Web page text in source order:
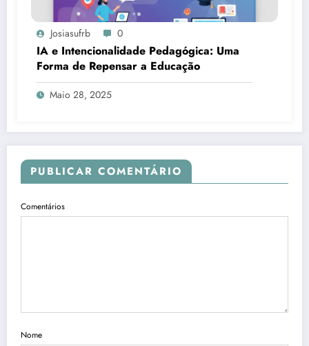
Josiasufrb 0
IA e Intencionalidade Pedagógica: Uma
Forma de Repensar a Educação
Maio 28, 2025
PUBLICAR COMENTÁRIO
Comentários
Nome